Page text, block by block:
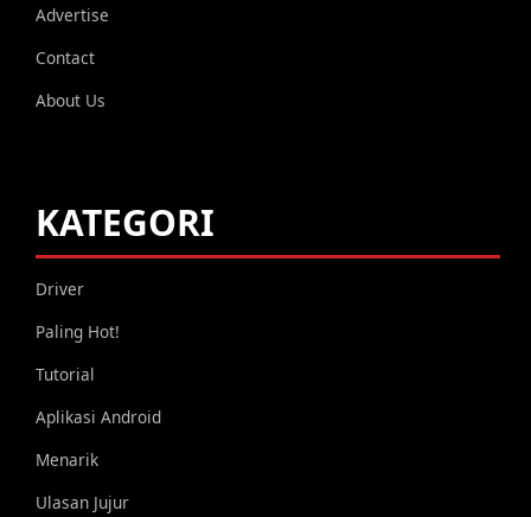
Advertise
Contact
About Us
KATEGORI
Driver
Paling Hot!
Tutorial
Aplikasi Android
Menarik
Ulasan Jujur